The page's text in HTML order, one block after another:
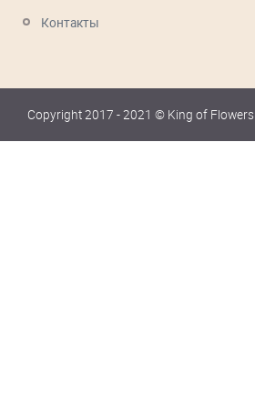
Контакты
Copyright 2017 - 2021 © King of Flowers